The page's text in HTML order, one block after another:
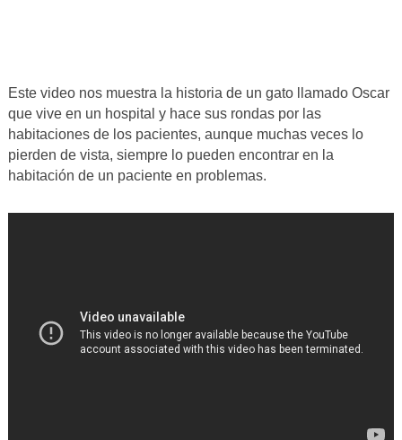
Este video nos muestra la historia de un gato llamado Oscar
que vive en un hospital y hace sus rondas por las
habitaciones de los pacientes, aunque muchas veces lo
pierden de vista, siempre lo pueden encontrar en la
habitación de un paciente en problemas.